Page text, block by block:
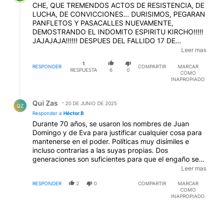
CHE, QUE TREMENDOS ACTOS DE RESISTENCIA, DE
LUCHA, DE CONVICCIONES... DURISIMOS, PEGARAN
PANFLETOS Y PASACALLES NUEVAMENTE,
DEMOSTRANDO EL INDOMITO ESPIRITU KIRCHO!!!!!
JAJAJAJA!!!!!! DESPUES DEL FALLIDO 17 DE
OCTUBRE, ARMADO A FUERZA DE CHORI, BIRRA Y
UNOS PESITOS, NO QUEDA NADA MAS... LA
SAQUEADORA LOGRA SALIR A SALUDAR AL
BALCON... JAJAJA!!!! LE PUSIERON LA TOBILLERA, Y
TRONANDO EL TIC TAC DE LA CUENTA REGRESIVA
DE ESTA SEÑORA... Y DE SUS SEGUIDORES QUE
DEBERAN BUSCARSE UN TRABAJO HONESTO...
EDITADO
Leer mas
RESPONDER
1
RESPUESTA
6 0
COMPARTIR
MARCAR
COMO
INAPROPIADO
QZ Qui Zas
20 DE JUNIO DE 2025
Responder a Héctor B
Durante 70 años, se usaron los nombres de Juan
Domingo y de Eva para justificar cualquier cosa para
mantenerse en el poder. Políticas muy disímiles e
incluso contrarias a las suyas propias. Dos
generaciones son suficientes para que el engaño se
haga evidente y la mística se diluya. Construir una
para recuperar el poder. Por eso se aferran a los
papelitos, un santuario para Santa Vuitton, de
Leer mas
RESPONDER 2 0 COMPARTIR
MARCAR
COMO
INAPROPIADO